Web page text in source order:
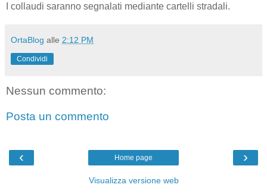
I collaudi saranno segnalati mediante cartelli stradali.
OrtaBlog alle 2:12 PM
Condividi
Nessun commento:
Posta un commento
‹ ›
Home page
Visualizza versione web